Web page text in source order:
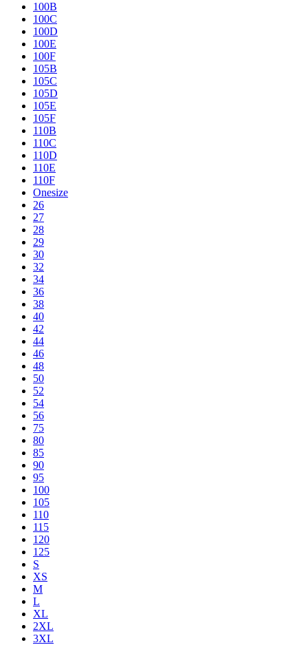
100B
100C
100D
100E
100F
105B
105C
105D
105E
105F
110B
110C
110D
110E
110F
Onesize
26
27
28
29
30
32
34
36
38
40
42
44
46
48
50
52
54
56
75
80
85
90
95
100
105
110
115
120
125
S
XS
M
L
XL
2XL
3XL